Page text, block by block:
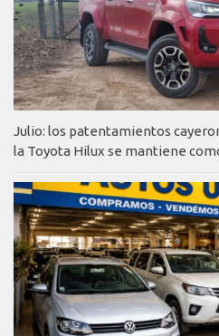
Julio: los patentamientos
la Toyota Hilux se mantiene